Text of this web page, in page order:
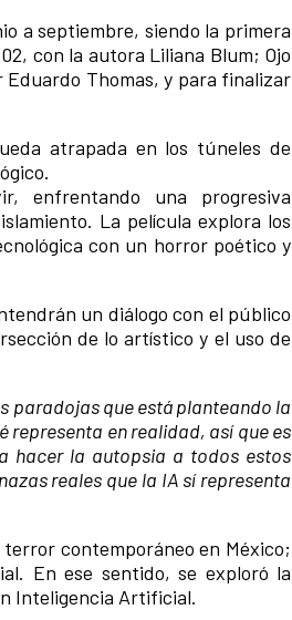
a septiembre, siendo la primera
con la autora Liliana Blum; Ojo
Thomas, y para finalizar
atrapada en los túneles de
enfrentando una progresiva
La película explora los
con un horror poético y
un diálogo con el público
de lo artístico y el uso de
paradojas que está planteando la
en realidad, así que es
hacer la autopsia a todos estos
reales que la IA sí representa
contemporáneo en México;
En ese sentido, se exploró la
Inteligencia Artificial.